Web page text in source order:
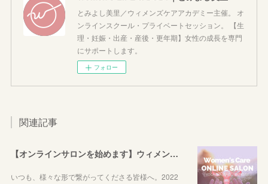
とみよし美里／ウィメンズケアアカデミー主催。 オ
ンラインスクール・プライベートセッション。 【生
理・妊娠・出産・産後・更年期】女性の成長を専門
にサポートします。
フォロー
関連記事
【オンラインサロンを始めます】ウィメンズケアを始めてみませんか？
いつも、様々な形で繋がってくださる皆様へ。2022